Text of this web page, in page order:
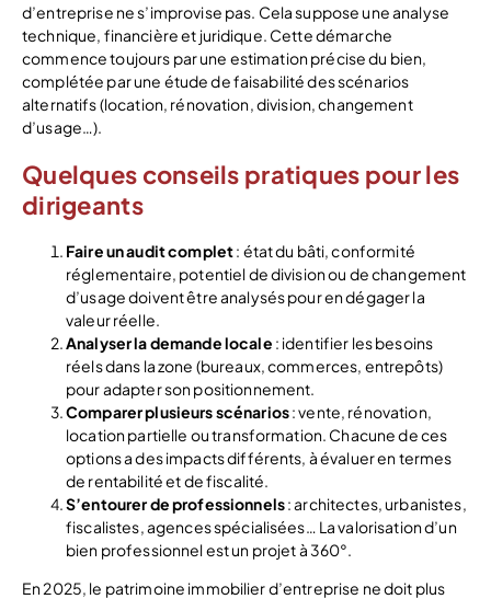
d’entreprise ne s’improvise pas. Cela suppose une analyse
technique, financière et juridique. Cette démarche
commence toujours par une estimation précise du bien,
complétée par une étude de faisabilité des scénarios
alternatifs (location, rénovation, division, changement
d’usage…).
Quelques conseils pratiques pour les
dirigeants
Faire un audit complet: état du bâti, conformité
réglementaire, potentiel de division ou de changement
d’usage doivent être analysés pour en dégager la
valeur réelle.
Analyser la demande locale : identifier les besoins
réels dans la zone (bureaux, commerces, entrepôts)
pour adapter son positionnement.
Comparer plusieurs scénarios: vente, rénovation,
location partielle ou transformation. Chacune de ces
options a des impacts différents, à évaluer en termes
de rentabilité et de fiscalité.
S’entourer de professionnels: architectes, urbanistes,
fiscalistes, agences spécialisées… La valorisation d’un
bien professionnel est un projet à 360°.
En 2025, le patrimoine immobilier d’entreprise ne doit plus